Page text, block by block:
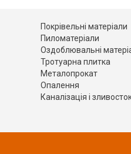
Покрівельні матеріали
Пиломатеріали
Оздоблювальні
Тротуарна плитка
Металопрокат
Опалення
Каналізація і